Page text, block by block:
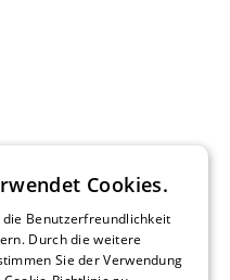
Cookies.
Benutzerfreundlichkeit
Durch die weitere
Sie der Verwendung